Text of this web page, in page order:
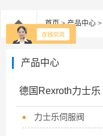
首页>产品中心 >
产品中心
德国Rexroth力士乐
力士乐伺服阀